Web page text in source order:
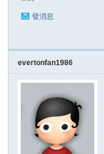
發消息
evertonfan1986